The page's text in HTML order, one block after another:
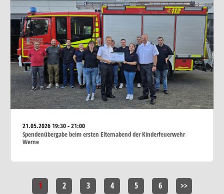
21.05.202619:30 - 21:00
Spendenübergabe beim ersten Elternabend der Kinderfeuerwehr
Werne
1 2 3 4 5 6 >>